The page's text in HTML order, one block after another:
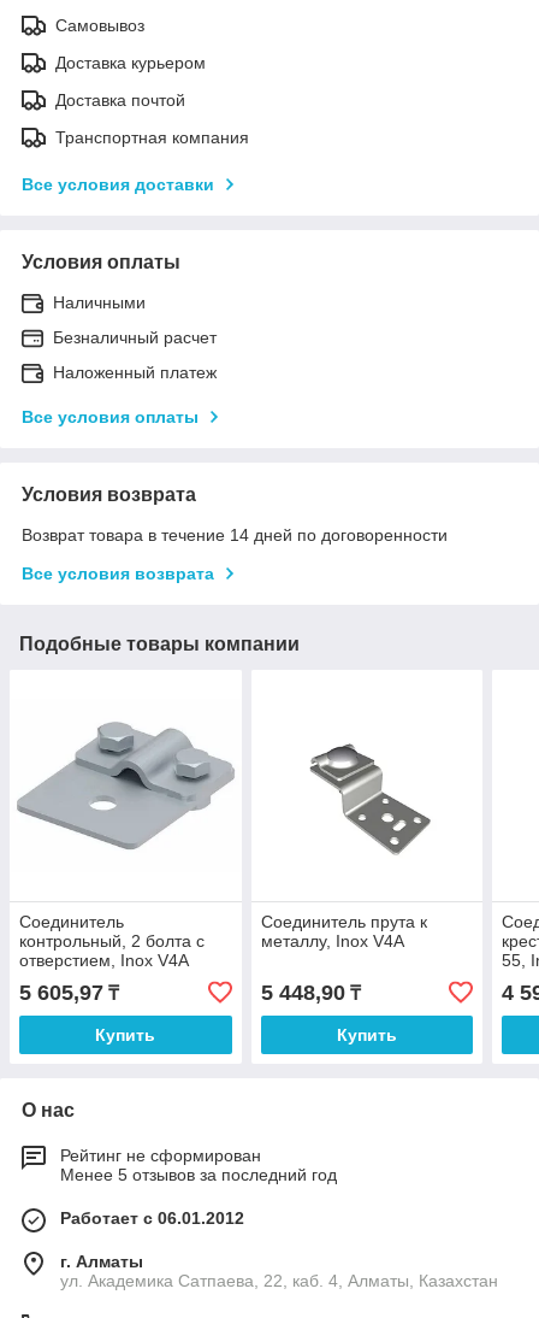
Самовывоз
Доставка курьером
Доставка почтой
Транспортная компания
Все условия доставки
Условия оплаты
Наличными
Безналичный расчет
Наложенный платеж
Все условия оплаты
Условия возврата
Возврат товара в течение 14 дней по договоренности
Все условия возврата
Подобные товары компании
Соединитель
контрольный, 2 болта с
отверстием, Inox V4A
5 605,97 ₸
Купить
Соединитель прута к
металлу, Inox V4A
5 448,90₸
Купить
55,
4
О нас
Рейтинг не сформирован
Менее 5 отзывов за последний год
Работает с 06.01.2012
г. Алматы
ул. Академика Сатпаева, 22, каб. 4, Алматы, Казахстан